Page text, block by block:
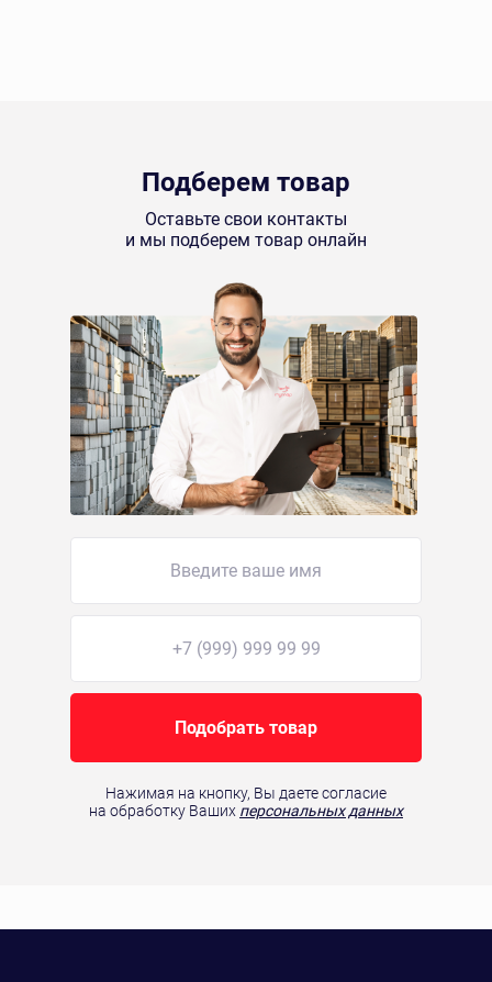
Подберем товар
Оставьте свои контакты
и мы подберем товар онлайн
Подобрать товар
Нажимая на кнопку, Вы даете согласие
на обработку Ваших персональных данных